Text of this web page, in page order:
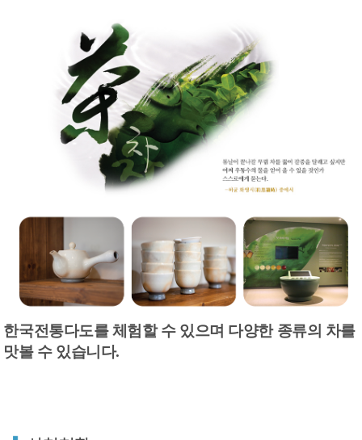
한국전통다도를 체험할 수 있으며 다양한 종류의 차를
맛볼 수 있습니다.